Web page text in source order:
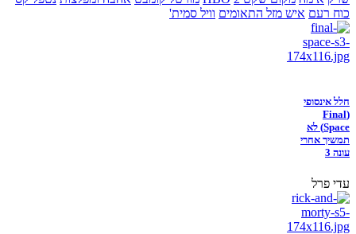
כוח רעם איש מזל התאומים וויל סמית'
חלל אינסופי
(Final
Space) לא
תמשיך אחרי
עונה 3
עדי פרל